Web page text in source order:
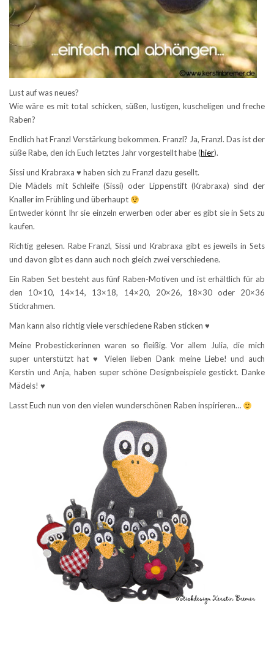
Lust auf was neues?
Wie wäre es mit total schicken, süßen, lustigen, kuscheligen und freche
Raben?
Endlich hat Franzl Verstärkung bekommen. Franzl? Ja, Franzl. Das ist der
süße Rabe, den ich Euch letztes Jahr vorgestellt habe (hier).
Sissi und Krabraxa ♥ haben sich zu Franzl dazu gesellt.
Die Mädels mit Schleife (Sissi) oder Lippenstift (Krabraxa) sind der
Knaller im Frühling und überhaupt
Entweder könnt Ihr sie einzeln erwerben oder aber es gibt sie in Sets zu
kaufen.
Richtig gelesen. Rabe Franzl, Sissi und Krabraxa gibt es jeweils in Sets
und davon gibt es dann auch noch gleich zwei verschiedene.
Ein Raben Set besteht aus fünf Raben-Motiven und ist erhältlich für ab
den 10×10, 14×14, 13×18, 14×20, 20×26, 18×30 oder 20×36
Stickrahmen.
Man kann also richtig viele verschiedene Raben sticken ♥
Meine Probestickerinnen waren so fleißig. Vor allem Julia, die mich
super unterstützt hat ♥ Vielen lieben Dank meine Liebe! und auch
Kerstin und Anja, haben super schöne Designbeispiele gestickt. Danke
Mädels! ♥
Lasst Euch nun von den vielen wunderschönen Raben inspirieren…